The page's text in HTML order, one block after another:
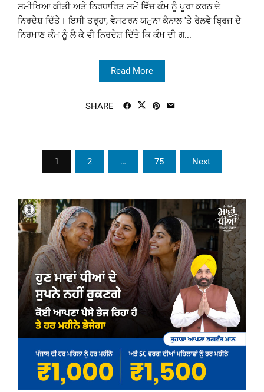
ਸਮੀਖਿਆ ਕੀਤੀ ਅਤੇ ਨਿਰਧਾਰਿਤ ਸਮੇਂ ਵਿੱਚ ਕੰਮ ਨੂੰ ਪੂਰਾ ਕਰਨ ਦੇ
ਨਿਰਦੇਸ਼ ਦਿੱਤੇ। ਇਸੀ ਤਰ੍ਹਾ, ਵੇਸਟਰਨ ਯਮੁਨਾ ਕੈਨਾਲ 'ਤੇ ਰੇਲਵੇ ਬ੍ਰਿਜ ਦੇ
ਨਿਰਮਾਣ ਕੰਮ ਨੂੰ ਲੈ ਕੇ ਵੀ ਨਿਰਦੇਸ਼ ਦਿੱਤੇ ਕਿ ਕੰਮ ਦੀ ਗ...
Read More
SHARE
Posts
pagination
1 2 … 75 Next